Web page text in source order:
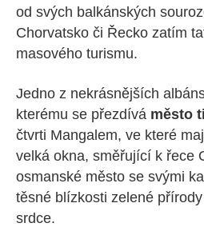
od svých balkánských
Chorvatsko či Řecko zatím
masového turismu.
Jedno z nekrásnějších
kterému se přezdívá město
čtvrti Mangalem, ve které
velká okna, směřující k řece
osmanské město se svými
těsné blízkosti zelené
srdce.